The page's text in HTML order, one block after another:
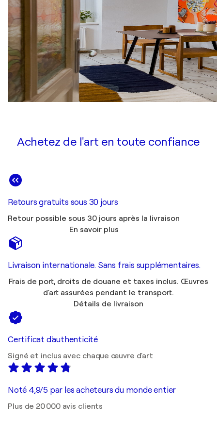
Achetez de l'art en toute confiance
Retours gratuits sous 30 jours
Retour possible sous 30 jours après la livraison
En savoir plus
Livraison internationale. Sans frais supplémentaires.
Frais de port, droits de douane et taxes inclus. Œuvres
d'art assurées pendant le transport.
Détails de livraison
Certificat d'authenticité
Signé et inclus avec chaque œuvre d'art
Noté 4,9/5 par les acheteurs du monde entier
Plus de 20 000 avis clients